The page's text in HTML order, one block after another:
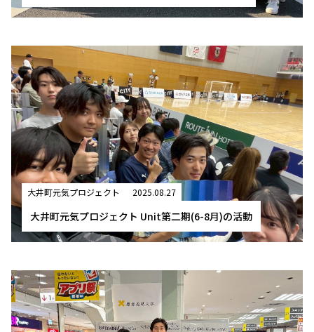
大井町元気プロジェクト 2025.08.27
大井町元気プロジェクト Unit第二期(6-8月)の活動